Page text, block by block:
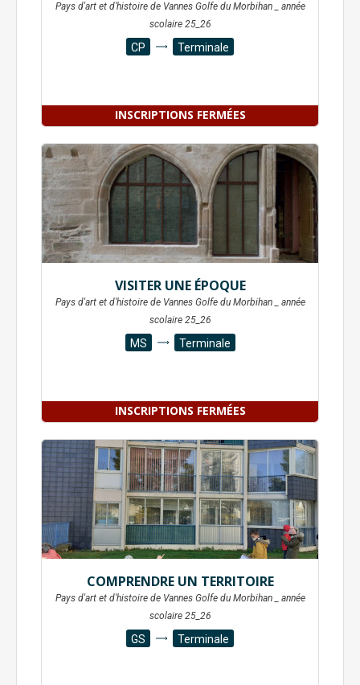
INSCRIPTIONS FERMÉES
Pays d'art et d'histoire de Vannes Golfe du Morbihan _ année
scolaire 25_26
CP Terminale
INSCRIPTIONS FERMÉES
VISITER UNE ÉPOQUE
Pays d'art et d'histoire de Vannes Golfe du Morbihan _ année
scolaire 25_26
MS Terminale
COMPRENDRE UN TERRITOIRE
Pays d'art et d'histoire de Vannes Golfe du Morbihan _ année
scolaire 25_26
GS Terminale